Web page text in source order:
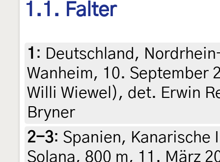
1.1. Falter
1 : Deutschland,
Wanheim, 10. September
Willi Wiewel), det. Erwin
Bryner
2-3: Spanien, Kanarische
Solana, 800 m, 11. März